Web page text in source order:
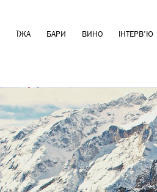
ЇЖА БАРИ ВИНО ІНТЕРВ'Ю